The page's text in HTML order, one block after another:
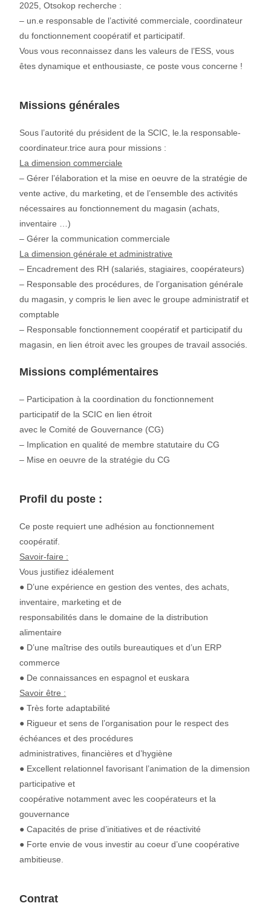
2025, Otsokop recherche :
– un.e responsable de l’activité commerciale, coordinateur
du fonctionnement coopératif et participatif.
Vous vous reconnaissez dans les valeurs de l’ESS, vous
êtes dynamique et enthousiaste, ce poste vous concerne !
Missions générales
Sous l’autorité du président de la SCIC, le.la responsable-
coordinateur.trice aura pour missions :
La dimension commerciale
– Gérer l’élaboration et la mise en oeuvre de la stratégie de
vente active, du marketing, et de l’ensemble des activités
nécessaires au fonctionnement du magasin (achats,
inventaire …)
– Gérer la communication commerciale
La dimension générale et administrative
– Encadrement des RH (salariés, stagiaires, coopérateurs)
– Responsable des procédures, de l’organisation générale
du magasin, y compris le lien avec le groupe administratif et
comptable
– Responsable fonctionnement coopératif et participatif du
magasin, en lien étroit avec les groupes de travail associés.
Missions complémentaires
– Participation à la coordination du fonctionnement
participatif de la SCIC en lien étroit
avec le Comité de Gouvernance (CG)
– Implication en qualité de membre statutaire du CG
– Mise en oeuvre de la stratégie du CG
Profil du poste :
Ce poste requiert une adhésion au fonctionnement
coopératif.
Savoir-faire :
Vous justifiez idéalement
● D’une expérience en gestion des ventes, des achats,
inventaire, marketing et de
responsabilités dans le domaine de la distribution
alimentaire
● D’une maîtrise des outils bureautiques et d’un ERP
commerce
● De connaissances en espagnol et euskara
Savoir être :
● Très forte adaptabilité
● Rigueur et sens de l’organisation pour le respect des
échéances et des procédures
administratives, financières et d’hygiène
● Excellent relationnel favorisant l’animation de la dimension
participative et
coopérative notamment avec les coopérateurs et la
gouvernance
● Capacités de prise d’initiatives et de réactivité
● Forte envie de vous investir au coeur d’une coopérative
ambitieuse.
Contrat